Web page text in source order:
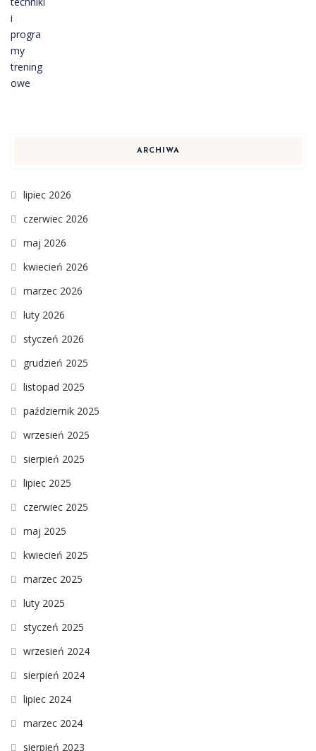
ARCHIWA
lipiec 2026
czerwiec 2026
maj 2026
kwiecień 2026
marzec 2026
luty 2026
styczeń 2026
grudzień 2025
listopad 2025
październik 2025
wrzesień 2025
sierpień 2025
lipiec 2025
czerwiec 2025
maj 2025
kwiecień 2025
marzec 2025
luty 2025
styczeń 2025
wrzesień 2024
sierpień 2024
lipiec 2024
marzec 2024
sierpień 2023